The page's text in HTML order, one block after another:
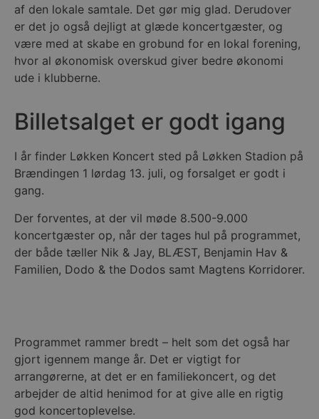
af den lokale samtale. Det gør mig glad. Derudover
er det jo også dejligt at glæde koncertgæster, og
være med at skabe en grobund for en lokal forening,
hvor al økonomisk overskud giver bedre økonomi
ude i klubberne.
Billetsalget er godt igang
I år finder Løkken Koncert sted på Løkken Stadion på
Brændingen 1 lørdag 13. juli, og forsalget er godt i
gang.
Der forventes, at der vil møde 8.500-9.000
koncertgæster op, når der tages hul på programmet,
der både tæller Nik & Jay, BLÆST, Benjamin Hav &
Familien, Dodo & the Dodos samt Magtens Korridorer.
Programmet rammer bredt – helt som det også har
gjort igennem mange år. Det er vigtigt for
arrangørerne, at det er en familiekoncert, og det
arbejder de altid henimod for at give alle en rigtig
god koncertoplevelse.